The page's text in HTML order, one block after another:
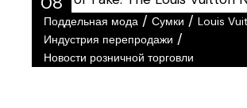
Мар
Поддельная мода /Сумки /Louis
Индустрия перепродажи /
Новости розничной торговли